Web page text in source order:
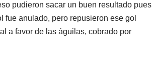
pudieron sacar un buen resultado pues
anulado, pero repusieron ese gol
a favor de las águilas, cobrado por